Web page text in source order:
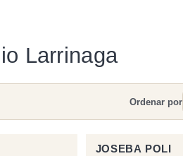
Larrinaga
Ordenar por
JOSEBA POLI